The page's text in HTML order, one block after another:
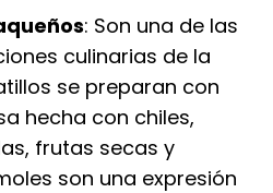
: Son una de las
culinarias de la
se preparan con
hecha con chiles,
frutas secas y
son una expresión